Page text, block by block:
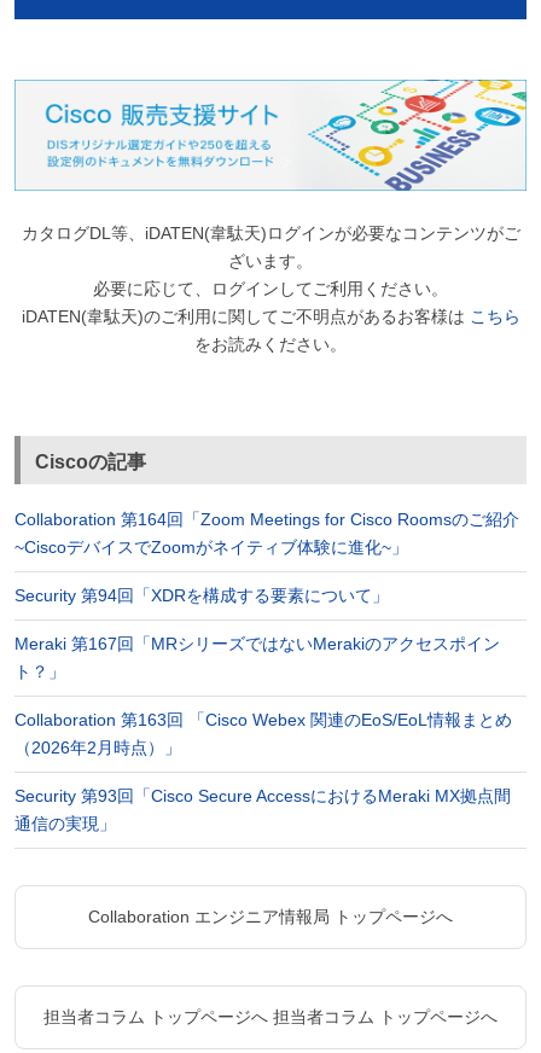
カタログDL等、iDATEN(韋駄天)ログインが必要なコンテンツがご
ざいます。
必要に応じて、ログインしてご利用ください。
iDATEN(韋駄天)のご利用に関してご不明点があるお客様は こちら
をお読みください。
Ciscoの記事
Collaboration 第164回「Zoom Meetings for Cisco Roomsのご紹介
~CiscoデバイスでZoomがネイティブ体験に進化~」
Security 第94回「XDRを構成する要素について」
Meraki 第167回「MRシリーズではないMerakiのアクセスポイン
ト？」
Collaboration 第163回 「Cisco Webex 関連のEoS/EoL情報まとめ
（2026年2月時点）」
Security 第93回「Cisco Secure AccessにおけるMeraki MX拠点間
通信の実現」
Collaboration エンジニア情報局 トップページへ
担当者コラム トップページへ 担当者コラム トップページへ